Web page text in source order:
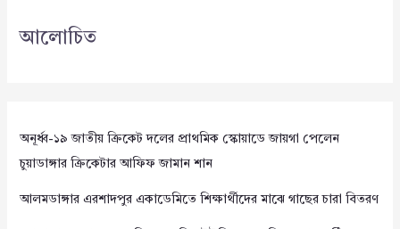
আলোচিত
অনূর্ধ্ব-১৯ জাতীয় ক্রিকেট দলের প্রাথমিক স্কোয়াডে জায়গা পেলেন
চুয়াডাঙ্গার ক্রিকেটার আফিফ জামান শান
আলমডাঙ্গার এরশাদপুর একাডেমিতে শিক্ষার্থীদের মাঝে গাছের চারা বিতরণ